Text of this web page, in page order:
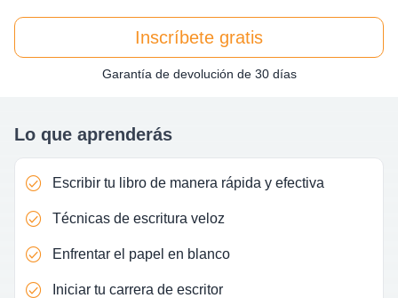
Inscríbete gratis
Garantía de devolución de 30 días
Lo que aprenderás
Escribir tu libro de manera rápida y efectiva
Técnicas de escritura veloz
Enfrentar el papel en blanco
Iniciar tu carrera de escritor